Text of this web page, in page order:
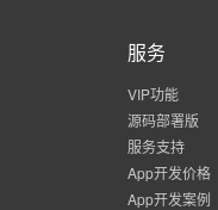
服务
VIP功能
源码部署版
服务支持
App开发价格
App开发案例